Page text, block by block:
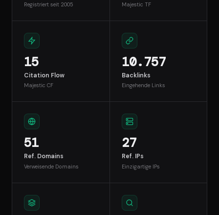
Registriert seit 2005 Majestic TF
15
Citation Flow
Majestic CF
10.757
Backlinks
Eingehende Links
51
Ref. Domains
Verweisende Domains
27
Ref. IPs
Einzigartige IPs